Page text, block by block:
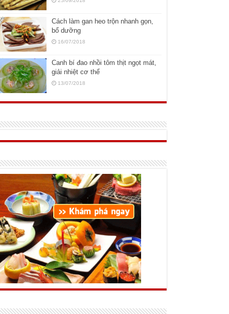
Cách làm gan heo trộn nhanh gọn,
bổ dưỡng
16/07/2018
Canh bí đao nhồi tôm thịt ngọt mát,
giải nhiệt cơ thể
13/07/2018